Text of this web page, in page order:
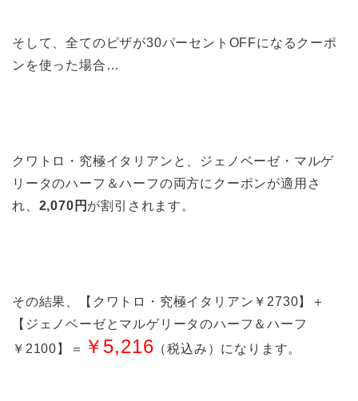
そして、全てのピザが30パーセントOFFになるクーポ
ンを使った場合…
クワトロ・究極イタリアンと、ジェノベーゼ・マルゲ
リータのハーフ＆ハーフの両方にクーポンが適用さ
れ、 2,070円 が割引されます。
その結果、【クワトロ・究極イタリアン￥2730】＋
【ジェノベーゼとマルゲリータのハーフ＆ハーフ
￥2100】＝
￥5,216 （税込み）になります。